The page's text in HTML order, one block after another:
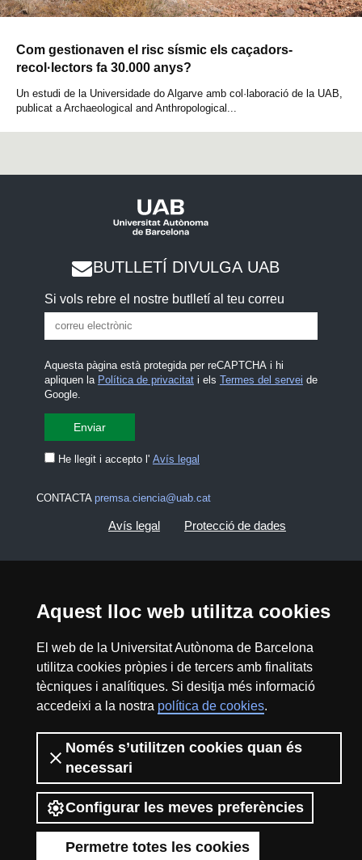
Aquest lloc web utilitza cookies
El web de la Universitat Autònoma de Barcelona
utilitza cookies pròpies i de tercers amb finalitats
tècniques i analítiques. Si desitja més informació
accedeixi a la nostra política de cookies.
Només s’utilitzen cookies quan és
necessari
Configurar les meves preferències
Permetre totes les cookies
Com gestionaven el risc sísmic els caçadors-
recol·lectors fa 30.000 anys?
Un estudi de la Universidade do Algarve amb col·laboració de la UAB,
publicat a Archaeological and Anthropological...
BUTLLETÍ DIVULGA UAB
Si vols rebre el nostre butlletí al teu correu
Aquesta pàgina està protegida per reCAPTCHA i hi
apliquen la Política de privacitati els Termes del servei de
Google.
He llegit i accepto l' Avís legal
CONTACTA premsa.ciencia@uab.cat
Avís legal Protecció de dades
Mapa del web UAB
2026 Divulga UAB - Creative Commons
Reconeixement - No Comercial (CC BY NC) -
ISSN: 2014-6388
View low-bandwidth version